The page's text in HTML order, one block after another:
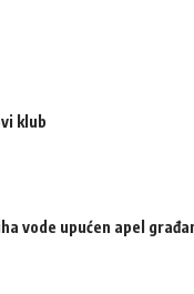
klub
vode upućen apel